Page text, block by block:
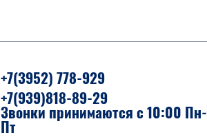
+7(3952) 778-929
+7(939)818-89-29
Звонки принимаются с 10:00 Пн-
Пт